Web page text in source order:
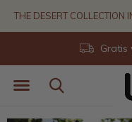
THE DESERT COLLECTION